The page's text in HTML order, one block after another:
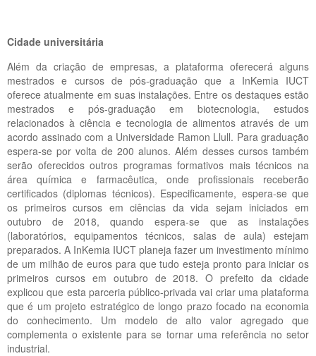
Cidade universitária
Além da criação de empresas, a plataforma oferecerá alguns
mestrados e cursos de pós-graduação que a InKemia IUCT
oferece atualmente em suas instalações. Entre os destaques estão
mestrados e pós-graduação em biotecnologia, estudos
relacionados à ciência e tecnologia de alimentos através de um
acordo assinado com a Universidade Ramon Llull. Para graduação
espera-se por volta de 200 alunos. Além desses cursos também
serão oferecidos outros programas formativos mais técnicos na
área química e farmacêutica, onde profissionais receberão
certificados (diplomas técnicos). Especificamente, espera-se que
os primeiros cursos em ciências da vida sejam iniciados em
outubro de 2018, quando espera-se que as instalações
(laboratórios, equipamentos técnicos, salas de aula) estejam
preparados. A InKemia IUCT planeja fazer um investimento mínimo
de um milhão de euros para que tudo esteja pronto para iniciar os
primeiros cursos em outubro de 2018. O prefeito da cidade
explicou que esta parceria público-privada vai criar uma plataforma
que é um projeto estratégico de longo prazo focado na economia
do conhecimento. Um modelo de alto valor agregado que
complementa o existente para se tornar uma referência no setor
industrial.